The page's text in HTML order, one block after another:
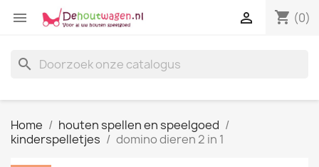
 shopping_cart (0)

search
Home
houten spellen en speelgoed
kinderspelletjes
domino dieren 2 in 1